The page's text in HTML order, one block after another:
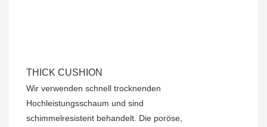
THICK CUSHION
Wir verwenden schnell trocknenden
Hochleistungsschaum und sind
schimmelresistent behandelt. Die poröse,